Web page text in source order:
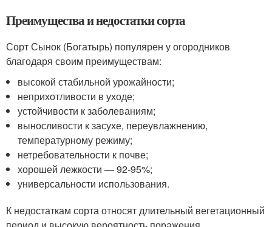
Преимущества и недостатки сорта
Сорт Сынок (Богатырь) популярен у огородников
благодаря своим преимуществам:
высокой стабильной урожайности;
неприхотливости в уходе;
устойчивости к заболеваниям;
выносливости к засухе, переувлажнению,
температурному режиму;
нетребовательности к почве;
хорошей лежкости — 92-95%;
универсальности использования.
К недостаткам сорта относят длительный вегетационный